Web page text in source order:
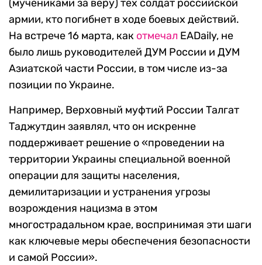
(мучениками за веру) тех солдат российской
армии, кто погибнет в ходе боевых действий.
На встрече 16 марта, как отмечал EADaily, не
было лишь руководителей ДУМ России и ДУМ
Азиатской части России, в том числе из-за
позиции по Украине.
Например, Верховный муфтий России Талгат
Таджутдин заявлял, что он искренне
поддерживает решение о «проведении на
территории Украины специальной военной
операции для защиты населения,
демилитаризации и устранения угрозы
возрождения нацизма в этом
многострадальном крае, воспринимая эти шаги
как ключевые меры обеспечения безопасности
и самой России».